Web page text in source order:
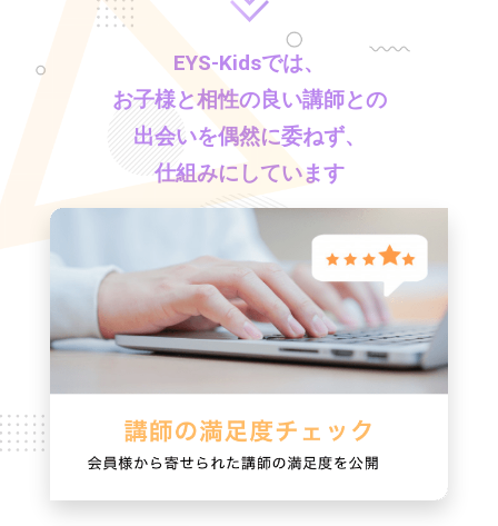
EYS-Kidsでは、
お子様と相性の良い講師との
出会いを偶然に委ねず、
仕組みにしています